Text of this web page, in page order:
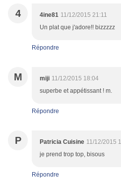
4 4ine81 11/12/2015 21:11
Un plat que j'adore!! bizzzzz
Répondre
M miji 11/12/2015 18:04
superbe et appétissant ! m.
Répondre
P Patricia Cuisine 11/12/2015
je prend trop top, bisous
Répondre